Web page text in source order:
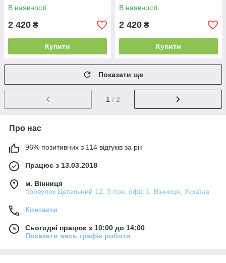
В наявності
2 420 ₴
Купити
В наявності
2 420 ₴
Купити
Показати ще
1 / 2
Про нас
96% позитивних з 114 відгуків за рік
Працює з 13.03.2018
м. Вінниця
провулок Цегельний 12, 3 пов, офіс 1, Вінниця, Україна
Контакти
Сьогодні працює з 10:00 до 14:00
Показати весь графік роботи